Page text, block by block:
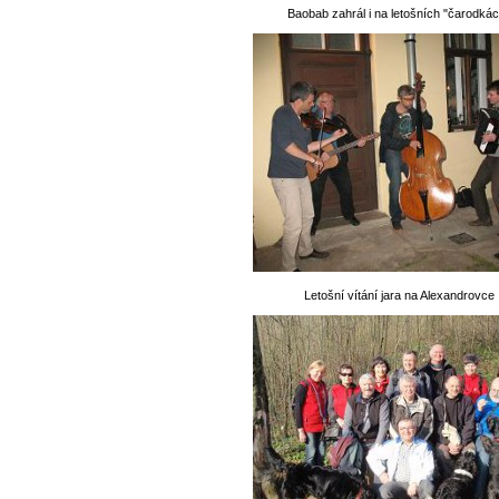
Baobab zahrál i na letošních
Letošní vítání jara na Alexandrovce